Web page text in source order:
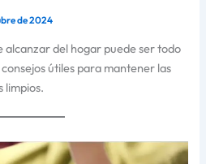
de 2024
alcanzar del hogar puede ser todo
útiles para mantener las
limpios.